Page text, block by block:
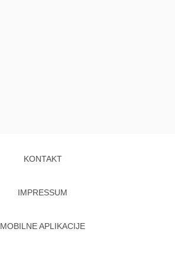
KONTAKT
IMPRESSUM
MOBILNE APLIKACIJE